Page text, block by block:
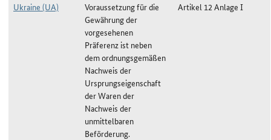
Ukraine (UA)
Voraussetzung für die
Gewährung der
vorgesehenen
Präferenz ist neben
dem ordnungsgemäßen
Nachweis der
Ursprungseigenschaft
der Waren der
Nachweis der
unmittelbaren
Beförderung.
Artikel 12 Anlage I